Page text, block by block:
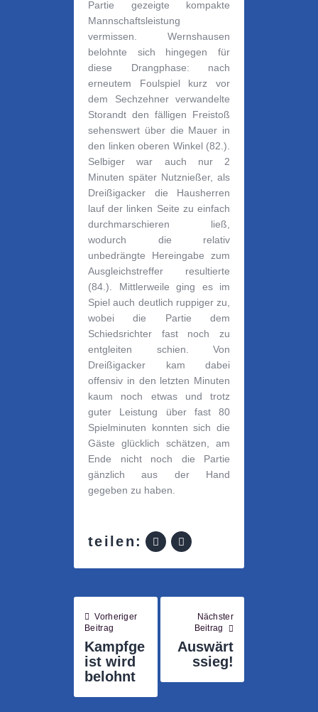
Partie gezeigte kompakte
Mannschaftsleistung
vermissen. Wernshausen
belohnte sich hingegen für
diese Drangphase: nach
erneutem Foulspiel kurz vor
dem Sechzehner verwandelte
Storandt den fälligen Freistoß
sehenswert über die Mauer in
den linken oberen Winkel (82.)
Selbiger war auch nur 2
Minuten später Nutznießer, als
Dreißigacker die Hausherren
lauf der linken Seite zu einfach
durchmarschieren ließ,
wodurch die relativ
unbedrängte Hereingabe zum
Ausgleichstreffer resultierte
(84.). Mittlerweile ging es im
Spiel auch deutlich ruppiger zu,
wobei die Partie dem
Schiedsrichter fast noch zu
entgleiten schien. Von
Dreißigacker kam dabei
offensiv in den letzten Minuten
kaum noch etwas und trotz
guter Leistung über fast 80
Spielminuten konnten sich die
Gäste glücklich schätzen, am
Ende nicht noch die Partie
gänzlich aus der Hand
gegeben zu haben.
teilen:
Vorheriger
Beitrag
Kampfge
ist wird
belohnt
Nächster
Beitrag
Auswärt
ssieg!